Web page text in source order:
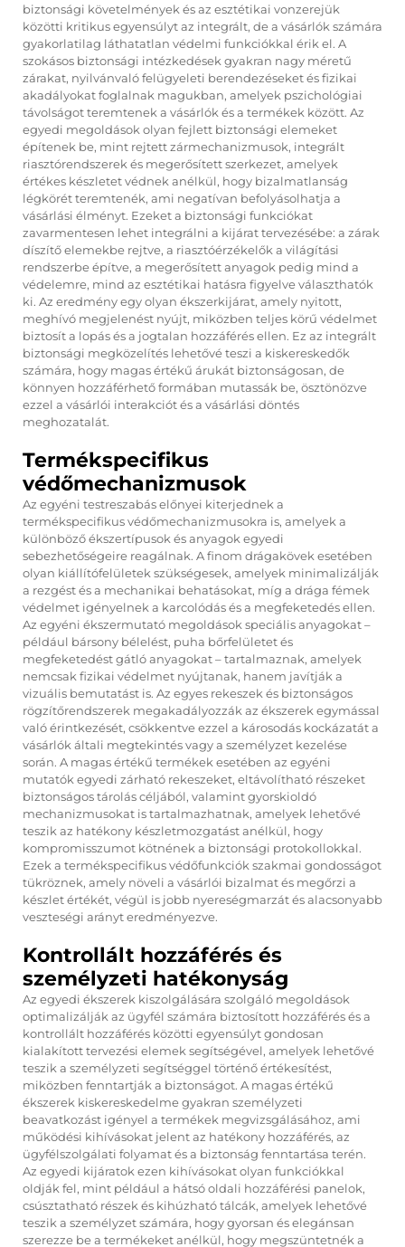
biztonsági követelmények és az esztétikai vonzerejük
közötti kritikus egyensúlyt az integrált, de a vásárlók számára
gyakorlatilag láthatatlan védelmi funkciókkal érik el. A
szokásos biztonsági intézkedések gyakran nagy méretű
zárakat, nyilvánvaló felügyeleti berendezéseket és fizikai
akadályokat foglalnak magukban, amelyek pszichológiai
távolságot teremtenek a vásárlók és a termékek között. Az
egyedi megoldások olyan fejlett biztonsági elemeket
építenek be, mint rejtett zármechanizmusok, integrált
riasztórendszerek és megerősített szerkezet, amelyek
értékes készletet védnek anélkül, hogy bizalmatlanság
légkörét teremtenék, ami negatívan befolyásolhatja a
vásárlási élményt. Ezeket a biztonsági funkciókat
zavarmentesen lehet integrálni a kijárat tervezésébe: a zárak
díszítő elemekbe rejtve, a riasztóérzékelők a világítási
rendszerbe építve, a megerősített anyagok pedig mind a
védelemre, mind az esztétikai hatásra figyelve választhatók
ki. Az eredmény egy olyan ékszerkijárat, amely nyitott,
meghívó megjelenést nyújt, miközben teljes körű védelmet
biztosít a lopás és a jogtalan hozzáférés ellen. Ez az integrált
biztonsági megközelítés lehetővé teszi a kiskereskedők
számára, hogy magas értékű árukát biztonságosan, de
könnyen hozzáférhető formában mutassák be, ösztönözve
ezzel a vásárlói interakciót és a vásárlási döntés
meghozatalát.
Termékspecifikus
védőmechanizmusok
Az egyéni testreszabás előnyei kiterjednek a
termékspecifikus védőmechanizmusokra is, amelyek a
különböző ékszertípusok és anyagok egyedi
sebezhetőségeire reagálnak. A finom drágakövek esetében
olyan kiállítófelületek szükségesek, amelyek minimalizálják
a rezgést és a mechanikai behatásokat, míg a drága fémek
védelmet igényelnek a karcolódás és a megfeketedés ellen.
Az egyéni ékszermutató megoldások speciális anyagokat –
például bársony bélelést, puha bőrfelületet és
megfeketedést gátló anyagokat – tartalmaznak, amelyek
nemcsak fizikai védelmet nyújtanak, hanem javítják a
vizuális bemutatást is. Az egyes rekeszek és biztonságos
rögzítőrendszerek megakadályozzák az ékszerek egymással
való érintkezését, csökkentve ezzel a károsodás kockázatát a
vásárlók általi megtekintés vagy a személyzet kezelése
során. A magas értékű termékek esetében az egyéni
mutatók egyedi zárható rekeszeket, eltávolítható részeket
biztonságos tárolás céljából, valamint gyorskioldó
mechanizmusokat is tartalmazhatnak, amelyek lehetővé
teszik az hatékony készletmozgatást anélkül, hogy
kompromisszumot kötnének a biztonsági protokollokkal.
Ezek a termékspecifikus védőfunkciók szakmai gondosságot
tükröznek, amely növeli a vásárlói bizalmat és megőrzi a
készlet értékét, végül is jobb nyereségmarzát és alacsonyabb
veszteségi arányt eredményezve.
Kontrollált hozzáférés és
személyzeti hatékonyság
Az egyedi ékszerek kiszolgálására szolgáló megoldások
optimalizálják az ügyfél számára biztosított hozzáférés és a
kontrollált hozzáférés közötti egyensúlyt gondosan
kialakított tervezési elemek segítségével, amelyek lehetővé
teszik a személyzeti segítséggel történő értékesítést,
miközben fenntartják a biztonságot. A magas értékű
ékszerek kiskereskedelme gyakran személyzeti
beavatkozást igényel a termékek megvizsgálásához, ami
működési kihívásokat jelent az hatékony hozzáférés, az
ügyfélszolgálati folyamat és a biztonság fenntartása terén.
Az egyedi kijáratok ezen kihívásokat olyan funkciókkal
oldják fel, mint például a hátsó oldali hozzáférési panelok,
csúsztatható részek és kihúzható tálcák, amelyek lehetővé
teszik a személyzet számára, hogy gyorsan és elegánsan
szerezze be a termékeket anélkül, hogy megszüntetnék a